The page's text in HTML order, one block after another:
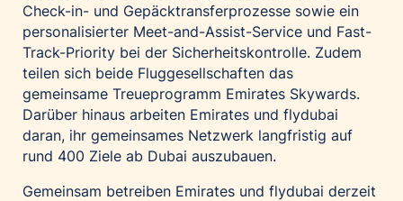
Starbucks
Superbrands Austria
Tante Fanny
Vollpension
win2day
Check-in- und Gepäcktransferprozesse sowie ein
personalisierter Meet-and-Assist-Service und Fast-
Track-Priority bei der Sicherheitskontrolle. Zudem
teilen sich beide Fluggesellschaften das
gemeinsame Treueprogramm Emirates Skywards.
Darüber hinaus arbeiten Emirates und flydubai
daran, ihr gemeinsames Netzwerk langfristig auf
rund 400 Ziele ab Dubai auszubauen.
Gemeinsam betreiben Emirates und flydubai derzeit